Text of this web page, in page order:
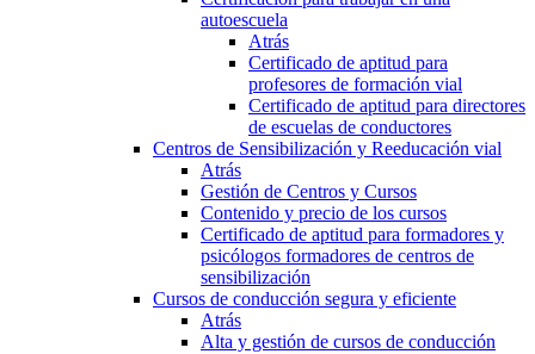
autoescuela
Atrás
Certificado de aptitud para
profesores de formación vial
Certificado de aptitud para directores
de escuelas de conductores
Centros de Sensibilización y Reeducación vial
Atrás
Gestión de Centros y Cursos
Contenido y precio de los cursos
Certificado de aptitud para formadores y
psicólogos formadores de centros de
sensibilización
Cursos de conducción segura y eficiente
Atrás
Alta y gestión de cursos de conducción